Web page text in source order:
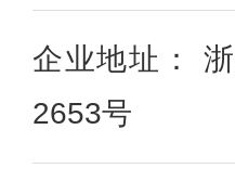
企业地址：
2653号